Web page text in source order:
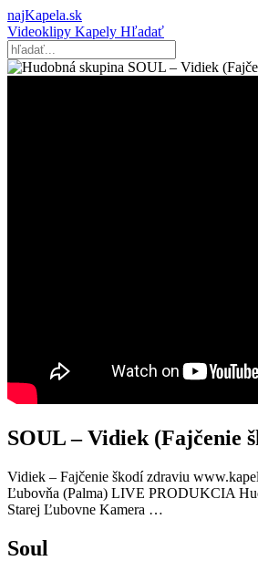
najKapela.sk
Videoklipy Kapely Hľadať
SOUL – Vidiek (Fajčenie
Vidiek – Fajčenie škodí zdraviu
Ľubovňa (Palma) LIVE PRODUKCIA
Starej Ľubovne Kamera …
Soul